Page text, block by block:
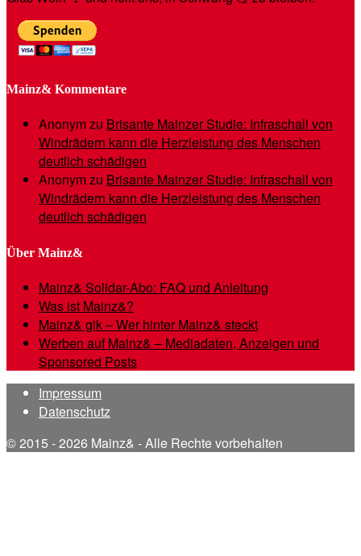
Mainz& Kommentare
Anonymzu Brisante Mainzer Studie: Infraschall von
Windrädern kann die Herzleistung des Menschen
deutlich schädigen
Anonymzu Brisante Mainzer Studie: Infraschall von
Windrädern kann die Herzleistung des Menschen
deutlich schädigen
Über Mainz&
Mainz& Solidar-Abo: FAQ und Anleitung
Was ist Mainz&?
Mainz& gik – Wer hinter Mainz& steckt
Werben auf Mainz& – Mediadaten, Anzeigen und
Sponsored Posts
Impressum
Datenschutz
© 2015 - 2026 Mainz& - Alle Rechte vorbehalten